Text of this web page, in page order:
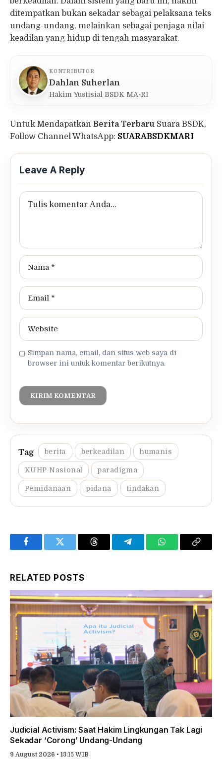
ditempatkan bukan sekadar sebagai pelaksana teks
undang-undang, melainkan sebagai penjaga nilai
keadilan yang hidup di tengah masyarakat.
KONTRIBUTOR
Dahlan Suherlan
Hakim Yustisial BSDK MA-RI
Untuk Mendapatkan Berita Terbaru Suara BSDK,
Follow Channel WhatsApp: SUARABSDKMARI
Leave A Reply
Simpan nama, email, dan situs web saya di
browser ini untuk komentar berikutnya.
berita berkeadilan humanis
KUHP Nasional paradigma
Pemidanaan pidana tindakan
FacebookTwitter Threads TelegramWhatsAppCopy
RELATED POSTS
Judicial Activism: Saat Hakim Lingkungan Tak Lagi
Sekadar ‘Corong’ Undang-Undang
9 August 2026 • 13:15 WIB